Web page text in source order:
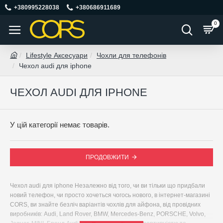
+380995228038 +380686911689
0
Lifestyle Аксесуари
Чохли для телефонів
Чехол audi для iphone
ЧЕХОЛ AUDI ДЛЯ IPHONE
У цій категорії немає товарів.
ПРОДОВЖИТИ
Чехол audi для iphone Незалежно від того, чи ви тільки що придбали
новий телефон, чи просто хочеться чогось нового, в інтернет-магазині
CORS, ви знайте безліч варіантів чохлів для айфона, від провідних
виробників: Audi, Land Rover, BMW, Mercedes-Benz, PORSCHE, Volvo,